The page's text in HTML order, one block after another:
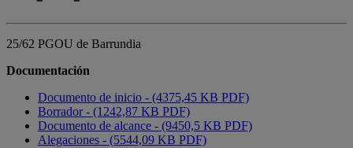
25/62 PGOU de Barrundia
Documentación
Documento de inicio - (4375,45 KB PDF)
Borrador - (1242,87 KB PDF)
Documento de alcance - (9450,5 KB PDF)
Alegaciones - (5544,09 KB PDF)